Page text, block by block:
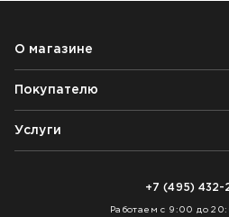
О магазине
Почему выбирают нас
Контакты
Блог
Покупателю
Возврат товара
Как заказать
Услуги
+7 (495) 432-
Работаем с 9:00 до